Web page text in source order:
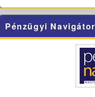
Pénzügyi Navigátor